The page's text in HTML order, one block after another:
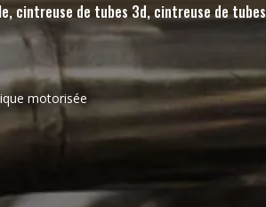
cintreuse de tubes 3d, cintreuse de tubes
motorisée